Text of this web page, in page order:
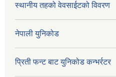
स्थानीय तहको वेवसाईटको विवरण
नेपाली युनिकोड
प्रिती फन्ट बाट युनिकोड कन्भर्रटर